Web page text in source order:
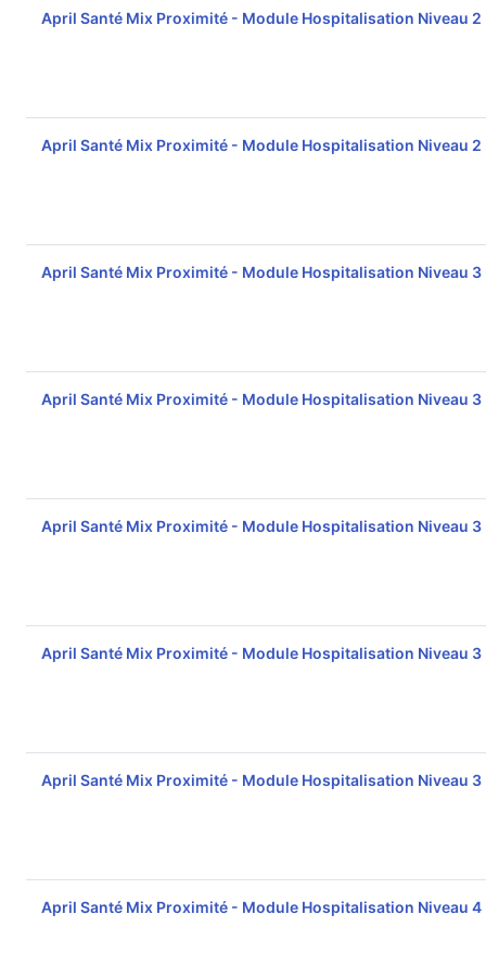
April Santé Mix Proximité - Module Hospitalisation Niveau 2
April Santé Mix Proximité - Module Hospitalisation Niveau 2
April Santé Mix Proximité - Module Hospitalisation Niveau 3
April Santé Mix Proximité - Module Hospitalisation Niveau 3
April Santé Mix Proximité - Module Hospitalisation Niveau 3
April Santé Mix Proximité - Module Hospitalisation Niveau 3
April Santé Mix Proximité - Module Hospitalisation Niveau 3
April Santé Mix Proximité - Module Hospitalisation Niveau 4